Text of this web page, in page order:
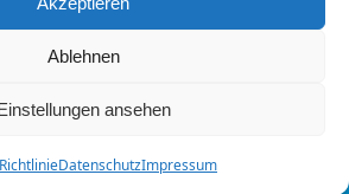
Ablehnen
ansehen
DatenschutzImpressum
für diese Veranstaltung nicht
Freiburg